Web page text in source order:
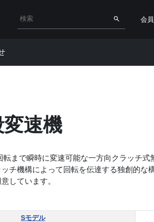
検索キーワード入力 検索
会
速機
まで瞬時に変速可能な一方向クラッチ
チ機構によって回転を伝達する独創的な
しています。
Sモデル